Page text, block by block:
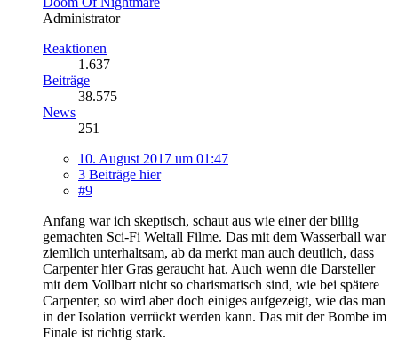
Administrator
Reaktionen
1.637
Beiträge
38.575
News
251
10. August 2017 um 01:47
3 Beiträge hier
#9
Anfang war ich skeptisch, schaut aus wie einer der billig
gemachten Sci-Fi Weltall Filme. Das mit dem Wasserball war
ziemlich unterhaltsam, ab da merkt man auch deutlich, dass
Carpenter hier Gras geraucht hat. Auch wenn die Darsteller
mit dem Vollbart nicht so charismatisch sind, wie bei spätere
Carpenter, so wird aber doch einiges aufgezeigt, wie das man
in der Isolation verrückt werden kann. Das mit der Bombe im
Finale ist richtig stark.